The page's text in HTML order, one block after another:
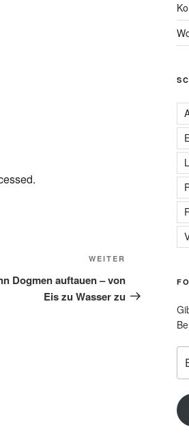
Beitrag
WEITER
Dogmen auftauen – von
Eis zu Wasser zu